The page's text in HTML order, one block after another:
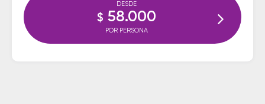
DESDE
$ 58.000
POR PERSONA